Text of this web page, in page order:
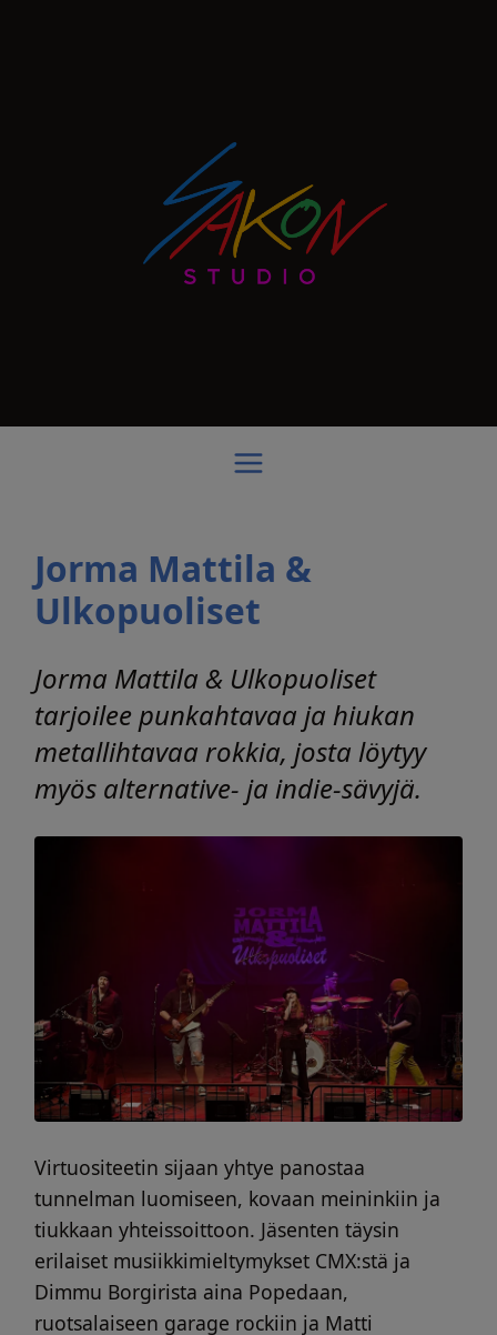
Jorma Mattila &
Ulkopuoliset
Jorma Mattila & Ulkopuoliset
tarjoilee punkahtavaa ja hiukan
metallihtavaa rokkia, josta löytyy
myös alternative- ja indie-sävyjä.
Virtuositeetin sijaan yhtye panostaa
tunnelman luomiseen, kovaan meininkiin ja
tiukkaan yhteissoittoon. Jäsenten täysin
erilaiset musiikkimieltymykset CMX:stä ja
Dimmu Borgirista aina Popedaan,
ruotsalaiseen garage rockiin ja Matti